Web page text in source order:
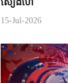
សៀងហៃ
15-Jul-2026